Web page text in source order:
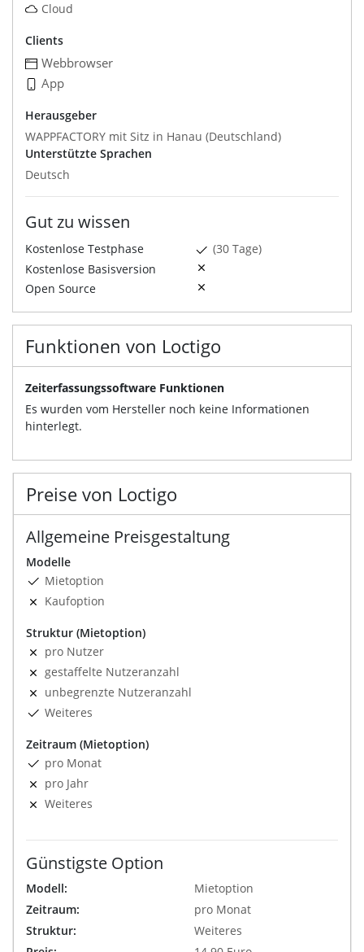
Cloud
Clients
Webbrowser
App
Herausgeber
WAPPFACTORY mit Sitz in Hanau (Deutschland)
Unterstützte Sprachen
Deutsch
Gut zu wissen
Kostenlose Testphase
(30 Tage)
Kostenlose Basisversion
Open Source
Funktionen von Loctigo
Zeiterfassungssoftware Funktionen
Es wurden vom Hersteller noch keine Informationen
hinterlegt.
Preise von Loctigo
Allgemeine Preisgestaltung
Modelle
Mietoption
Kaufoption
Struktur (Mietoption)
pro Nutzer
gestaffelte Nutzeranzahl
unbegrenzte Nutzeranzahl
Weiteres
Zeitraum (Mietoption)
pro Monat
pro Jahr
Weiteres
Günstigste Option
Modell:
Mietoption
Zeitraum:
pro Monat
Struktur:
Weiteres